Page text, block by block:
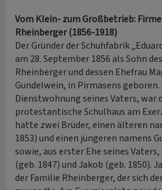
Vom Klein- zum Großbetrieb:
Rheinberger (1856-1918)
Der Gründer der Schuhfabrik
am 28. September 1856 als Sohn
Rheinberger und dessen Ehefrau
Gundelwein, in Pirmasens geboren.
Dienstwohnung seines Vaters, war
protestantische Schulhaus am
hatte zwei Brüder, einen älteren
1853) und einen jüngeren namens
sowie, aus erster Ehe seines
(geb. 1847) und Jakob (geb. 1850).
der Familie Rheinberger, der sich